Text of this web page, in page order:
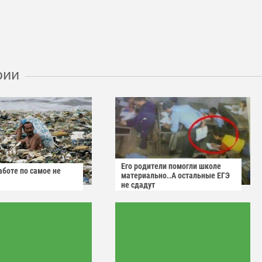
по самое не
Его родители помогли школе
материально..А остальные ЕГЭ
не сдадут